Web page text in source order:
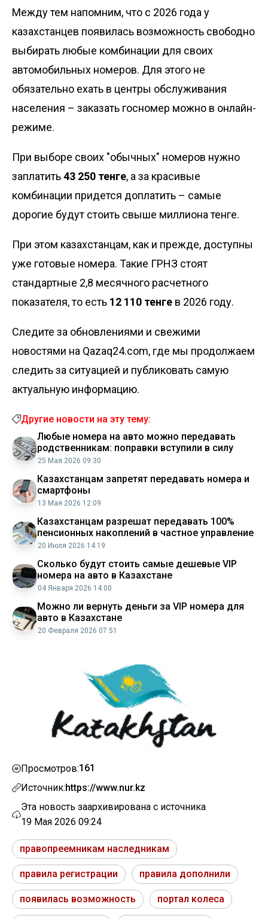
Между тем напомним, что с 2026 года у
казахстанцев появилась возможность свободно
выбирать любые комбинации для своих
автомобильных номеров. Для этого не
обязательно ехать в центры обслуживания
населения – заказать госномер можно в онлайн-
режиме.
При выборе своих "обычных" номеров нужно
заплатить43 250 тенге, а за красивые
комбинации придется доплатить – самые
дорогие будут стоить свыше миллиона тенге.
При этом казахстанцам, как и прежде, доступны
уже готовые номера. Такие ГРНЗ стоят
стандартные 2,8 месячного расчетного
показателя, то есть 12 110 тенге в 2026 году.
Следите за обновлениями и свежими
новостями на Qazaq24.com, где мы продолжаем
следить за ситуацией и публиковать самую
актуальную информацию.
Другие новости на эту тему:
Любые номера на авто можно передавать
родственникам: поправки вступили в силу
25 Мая 2026 09:30
Казахстанцам запретят передавать номера и
смартфоны
13 Мая 2026 12:09
Казахстанцам разрешат передавать 100%
пенсионных накоплений в частное управление
20 Июля 2026 14:19
Сколько будут стоить самые дешевые VIP
номера на авто в Казахстане
04 Января 2026 14:00
Можно ли вернуть деньги за VIP номера для
авто в Казахстане
20 Февраля 2026 07:51
Просмотров:161
Источник:https://www.nur.kz
Эта новость заархивирована с источника
19 Мая 2026 09:24
правопреемникам наследникам
правила регистрации правила дополнили
появилась возможность портал колеса